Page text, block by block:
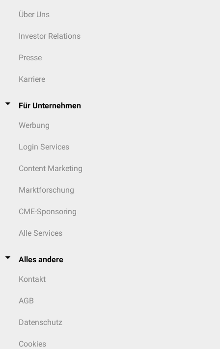
Über Uns
Investor Relations
Presse
Karriere
Für Unternehmen
Werbung
Login Services
Content Marketing
Marktforschung
CME-Sponsoring
Alle Services
Alles andere
Kontakt
AGB
Datenschutz
Cookies